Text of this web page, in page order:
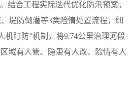
结合工程实际迭代优化防汛预案，
堤防倒灌等3类险情处置流程，细
机盯防”机制，将9.74公里治理河段
域有人管、隐患有人改、险情有人